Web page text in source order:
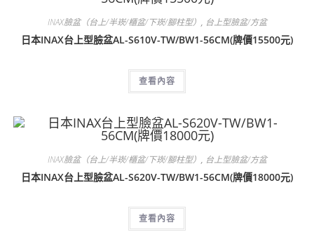
INAX臉盆（台上/半崁/櫃盆/下崁/腳柱型） , 台上型臉盆/方盆
日本INAX台上型臉盆AL-S610V-TW/BW1-56CM(牌價15500元)
查看內容
INAX臉盆（台上/半崁/櫃盆/下崁/腳柱型） , 台上型臉盆/方盆
日本INAX台上型臉盆AL-S620V-TW/BW1-56CM(牌價18000元)
查看內容